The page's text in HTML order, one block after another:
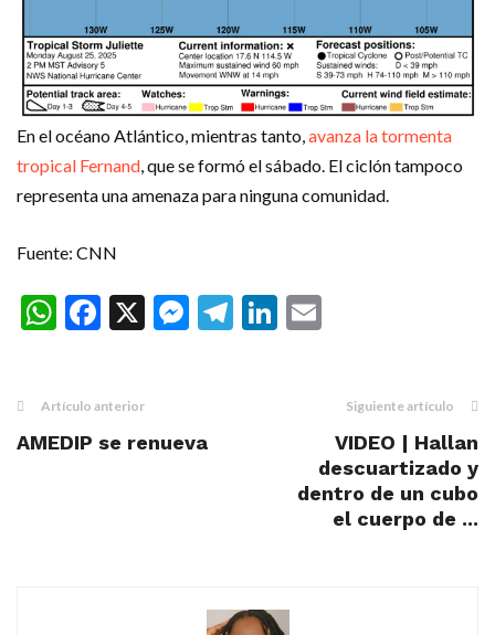
En el océano Atlántico, mientras tanto,avanza la tormenta
tropical Fernand, que se formó el sábado. El ciclón tampoco
representa una amenaza para ninguna comunidad.
Fuente: CNN
WhatsApp
Facebook
X Messenger
Telegram
LinkedIn
Artículo anterior
AMEDIP se renueva
Siguiente artículo
VIDEO | Hallan
descuartizado y
dentro de un cubo
el cuerpo de ...